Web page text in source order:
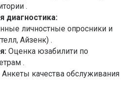
.
диагностика:
личностные опросники и
Айзенк) .
Оценка юзабилити по
.
Анкеты качества обслуживания